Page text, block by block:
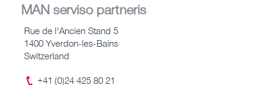
MAN serviso partneris
Rue de l'Ancien Stand 5
1400 Yverdon-les-Bains
Switzerland
+41 (0)24 425 80 21